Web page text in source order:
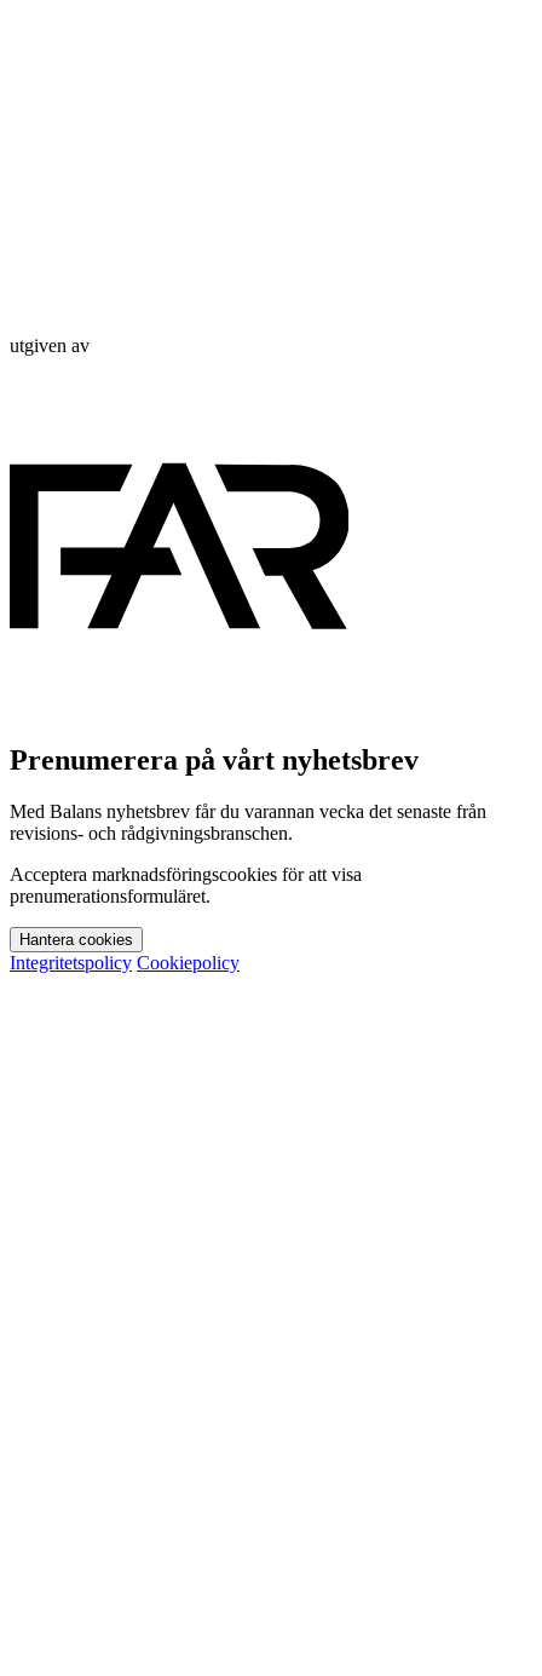
utgiven av
Prenumerera på vårt nyhetsbrev
Med Balans nyhetsbrev får du varannan vecka det senaste från
revisions- och rådgivningsbranschen.
Acceptera marknadsföringscookies för att visa
prenumerationsformuläret.
Hantera cookies
Integritetspolicy Cookiepolicy